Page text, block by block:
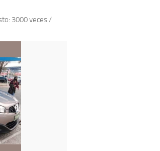
3000 veces /